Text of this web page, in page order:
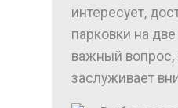
интересует,
парковки на
важный вопрос,
заслуживает